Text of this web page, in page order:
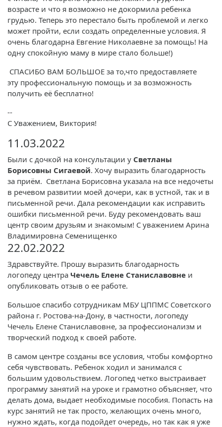
возрасте и что я возможно не докормила ребенка
грудью. Теперь это перестало быть проблемой и легко
может пройти, если создать определенные условия. Я
очень благодарна Евгение Николаевне за помощь! На
одну спокойную маму в мире стало больше!)
СПАСИБО ВАМ БОЛЬШОЕ за то,что предоставляете
эту профессиональную помощь и за возможность
получить её бесплатно!
--
С Уважением, Виктория!
11.03.2022
Были с дочкой на консультации у Светланы
Борисовны Сигаевой. Хочу выразить благодарность
за приём. Светлана Борисовна указала на все недочеты
в речевом развитии моей дочери, как в устной, так и в
письменной речи. Дала рекомендации как исправить
ошибки письменной речи. Буду рекомендовать ваш
центр своим друзьям и знакомым! С уважением Арина
Владимировна Семенищенко
22.02.2022
Здравствуйте. Прошу выразить благодарность
логопеду центра Чечель Елене Станиславовне и
опубликовать отзыв о ее работе.
Большое спасибо сотрудникам МБУ ЦППМС Советского
района г. Ростова-на-Дону, в частности, логопеду
Чечель Елене Станиславовне, за профессионализм и
творческий подход к своей работе.
В самом центре созданы все условия, чтобы комфортно
себя чувствовать. Ребенок ходил и занимался с
большим удовольствием. Логопед четко выстраивает
программу занятий на уроке и грамотно объясняет, что
делать дома, выдает необходимые пособия. Попасть на
курс занятий не так просто, желающих очень много,
нужно ждать, когда подойдет очередь, но так как я уже